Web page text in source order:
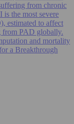
from chronic
the most severe
estimated to affect
from PAD globally.
and mortality
a Breakthrough